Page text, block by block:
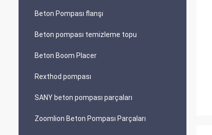
Beton Pompası flanşı
Beton pompası temizleme topu
Beton Boom Placer
Rexthod pompası
SANY beton pompası parçaları
Zoomlion Beton Pompası Parçaları